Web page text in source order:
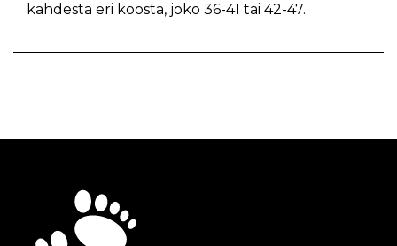
kahdesta eri koosta, joko 36-41 tai 42-47.